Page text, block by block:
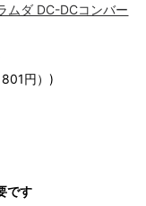
ムダ DC-DCコンバー
円）)
です